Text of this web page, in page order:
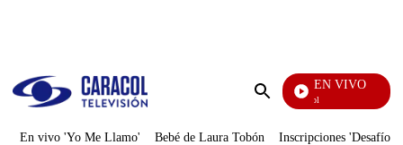
Enviar
EN VIVO
Noticias Caracol
En vivo 'Yo Me Llamo' Bebé de Laura Tobón Inscripciones 'Desafío'